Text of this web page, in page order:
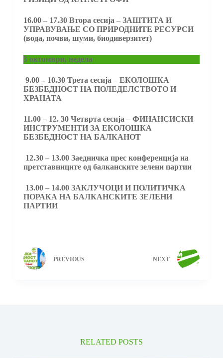
16.00 – 17.30 Втора сесија – ЗАШТИТА И
УПРАВУВАЊЕ СО ПРИРОДНИТЕ РЕСУРСИ
(вода, почви, шуми, биодиверзитет)
5 октомври, недела
9.00 – 10.30 Трета сесија– ЕКОЛОШКА
БЕЗБЕДНОСТ НА ПОЛЕДЕЛСТВОТО И
ХРАНАТА
11.00 – 12. 30 Четврта сесија– ФИНАНСИСКИ
ИНСТРУМЕНТИ ЗА ЕКОЛОШКА
БЕЗБЕДНОСТ НА БАЛКАНОТ
12.30 – 13.00 Заедничка прес конференција на
претставниците од балканските зелени партии
13.00 – 14.00 ЗАКЛУЧОЦИ И ПОЛИТИЧКА
ПОРАКА НА БАЛКАНСКИТЕ ЗЕЛЕНИ
ПАРТИИ
PREVIOUS NEXT
RELATED POSTS